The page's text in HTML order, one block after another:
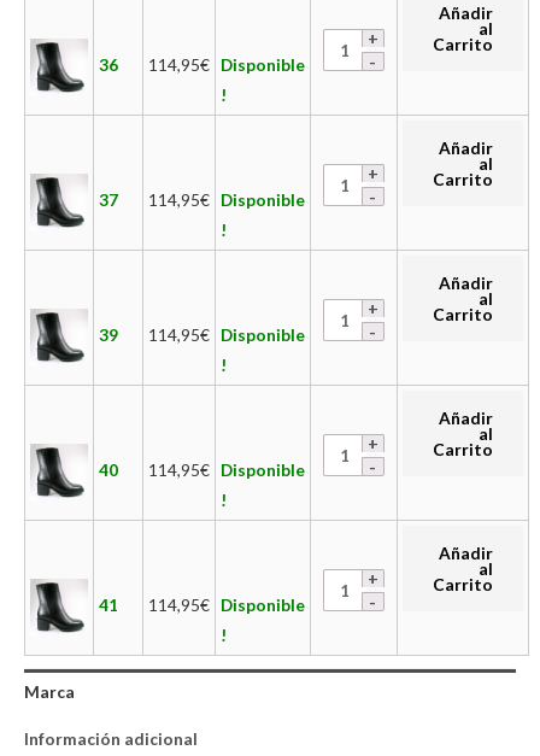
36 114,95€ Disponible
!
Añadir
al
Carrito
37 114,95€ Disponible
!
Añadir
al
Carrito
39 114,95€ Disponible
!
Añadir
al
Carrito
40 114,95€ Disponible
!
Añadir
al
Carrito
41 114,95€ Disponible
!
Añadir
al
Carrito
Marca
Información adicional